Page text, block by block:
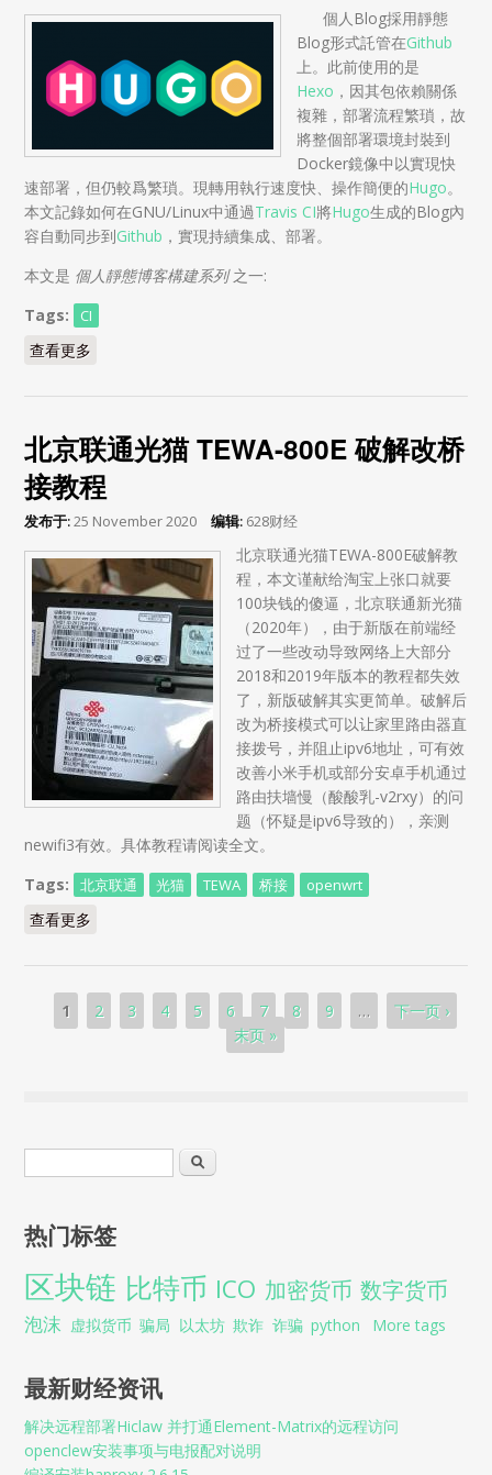
個人Blog採用靜態
Blog形式託管在Github
上。此前使用的是
Hexo ，因其包依賴關係
複雜，部署流程繁瑣，故
將整個部署環境封裝到
Docker鏡像中以實現快
速部署，但仍較爲繁瑣。現轉用執行速度快、操作簡便的Hugo。
本文記錄如何在GNU/Linux中通過Travis CI將Hugo生成的Blog內
容自動同步到Github ，實現持續集成、部署。
本文是 個人靜態博客構建系列之一:
Tags:
CI
查看更多
北京联通光猫 TEWA-800E 破解改桥
接教程
发布于:25 November 2020 编辑: 628财经
北京联通光猫TEWA-800E破解教
程，本文谨献给淘宝上张口就要
100块钱的傻逼，北京联通新光猫
（2020年），由于新版在前端经
过了一些改动导致网络上大部分
2018和2019年版本的教程都失效
了，新版破解其实更简单。破解后
改为桥接模式可以让家里路由器直
接拨号，并阻止ipv6地址，可有效
改善小米手机或部分安卓手机通过
路由扶墙慢（酸酸乳-v2rxy）的问
题（怀疑是ipv6导致的），亲测
newifi3有效。具体教程请阅读全文。
Tags:
北京联通 光猫 TEWA 桥接 openwrt
查看更多
页面1 2 3 4 5 6 7 8 9 …
下一页 ›
末页 »
搜索
热门标签
区块链 比特币 ICO 加密货币 数字货币
泡沫 虚拟货币 骗局 以太坊 欺诈 诈骗 python More tags
最新财经资讯
解决远程部署Hiclaw 并打通Element-Matrix的远程访问
openclew安装事项与电报配对说明